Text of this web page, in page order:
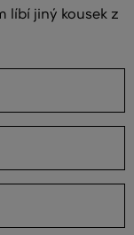
líbí jiný kousek z